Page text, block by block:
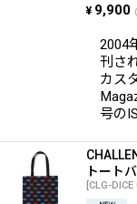
¥ 9,900
2004
刊さ
カス
号の
トート
[CLG-